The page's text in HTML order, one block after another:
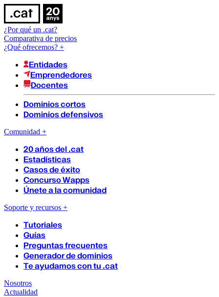
¿Por qué un .cat?
Comparativa de precios
¿Qué ofrecemos? +
Entidades
Emprendedores
Docentes
Dominios cortos
Dominios defensivos
Comunidad +
20 años del .cat
Estadísticas
Casos de éxito
Concurso Wapps
Únete a la comunidad
Soporte y recursos +
Tutoriales
Guías
Preguntas frecuentes
Generador de dominios
Te ayudamos con tu .cat
Nosotros
Actualidad